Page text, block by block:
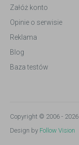
Załóż konto
Opinie o serwisie
Reklama
Blog
Baza testów
Copyright © 2006 - 2026
Design by Follow Vision